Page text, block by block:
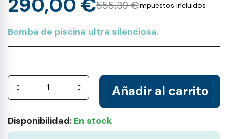
555,39 €
290,00 € Impuestos incluidos
Bomba de piscina ultra silenciosa.
Añadir al carrito
Disponibilidad: En stock